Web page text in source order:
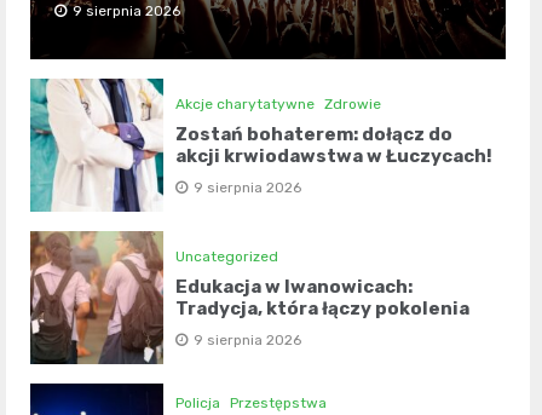
9 sierpnia 2026
Akcje charytatywne Zdrowie
Zostań bohaterem: dołącz do
akcji krwiodawstwa w Łuczycach!
9 sierpnia 2026
Uncategorized
Edukacja w Iwanowicach:
Tradycja, która łączy pokolenia
9 sierpnia 2026
Policja Przestępstwa